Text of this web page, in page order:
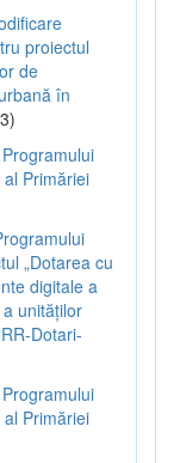
proiectul
de
în
Primăriei
„Dotarea cu
digitale a
unităților
Dotari-
Primăriei